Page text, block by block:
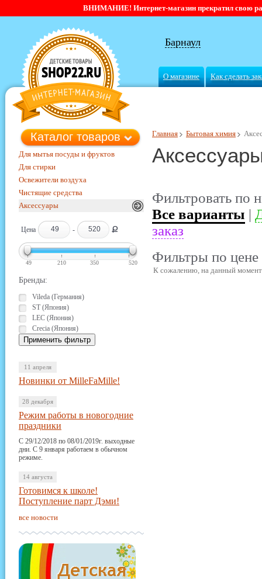
ВНИМАНИЕ! Интернет-магазин прекратил свою
Барнаул
О магазине Как сделать
Главная Бытовая химия
Фильтровать по
Все варианты |
заказ
Фильтры по цене
Каталог товаров
Для мытья посуды и фруктов
Для стирки
Освежители воздуха
Чистящие средства
Аксессуары
Цена - Ք
49 210 350 520
Бренды:
Vileda (Германия)
ST (Япония)
LEC (Япония)
Crecia (Япония)
11 апреля
Новинки от MilleFaMille!
28 декабря
Режим работы в новогодние
праздники
С 29/12/2018 по 08/01/2019г. выходные
дни. С 9 января работаем в обычном
режиме.
14 августа
Готовимся к школе!
Поступление парт Дэми!
все новости
К сожалению, на данный момент